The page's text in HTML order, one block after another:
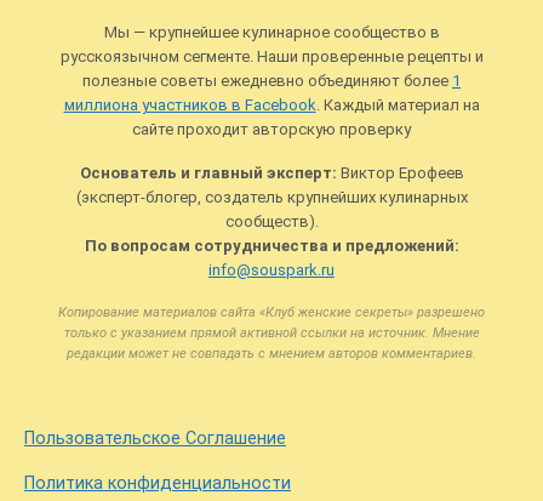
Мы — крупнейшее кулинарное сообщество в
русскоязычном сегменте. Наши проверенные рецепты и
полезные советы ежедневно объединяют более 1
миллиона участников в Facebook. Каждый материал на
сайте проходит авторскую проверку
Основатель и главный эксперт: Виктор Ерофеев
(эксперт-блогер, создатель крупнейших кулинарных
сообществ).
По вопросам сотрудничества и предложений:
info@souspark.ru
Копирование материалов сайта «Клуб женские секреты» разрешено
только с указанием прямой активной ссылки на источник. Мнение
редакции может не совпадать с мнением авторов комментариев.
Пользовательское Соглашение
Политика конфиденциальности